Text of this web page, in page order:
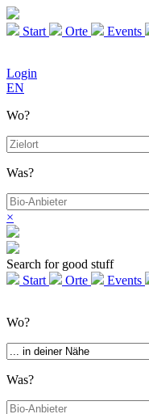
Start Orte Events
Login
EN
Wo?
Was?
×
Search for good stuff
Start
Orte Events
Wo?
Was?